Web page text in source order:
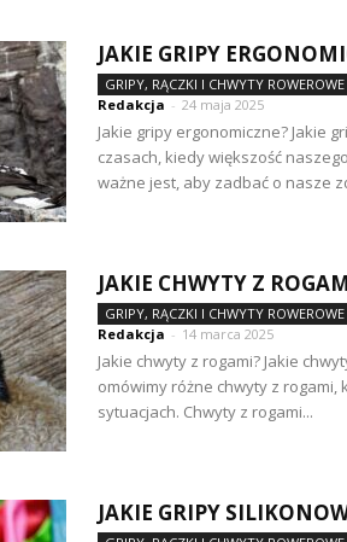
JAKIE GRIPY
GRIPY, RĄCZKI I CHWYTY
Redakcja - 24 maja 2025
Jakie gripy ergonomiczne? Jakie
czasach, kiedy większość
ważne jest, aby zadbać o nasze
JAKIE CHWYTY Z
GRIPY, RĄCZKI I CHWYTY
Redakcja - 14 marca 2025
Jakie chwyty z rogami? Jakie
omówimy różne chwyty z rogami,
sytuacjach. Chwyty z rogami...
JAKIE GRIPY